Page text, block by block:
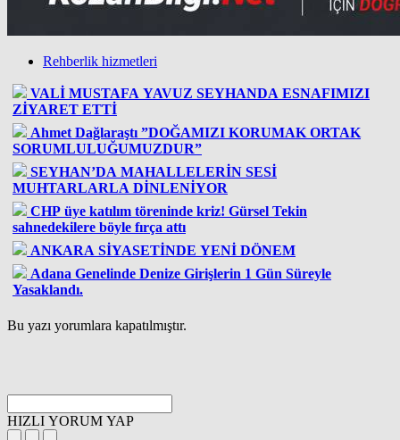
Rehberlik hizmetleri
VALİ MUSTAFA YAVUZ SEYHANDA ESNAFIMIZI
ZİYARET ETTİ
Ahmet Dağlaraştı ”DOĞAMIZI KORUMAK ORTAK
SORUMLULUĞUMUZDUR”
SEYHAN’DA MAHALLELERİN SESİ
MUHTARLARLA DİNLENİYOR
CHP üye katılım töreninde kriz! Gürsel Tekin
sahnedekilere böyle fırça attı
ANKARA SİYASETİNDE YENİ DÖNEM
Adana Genelinde Denize Girişlerin 1 Gün Süreyle
Yasaklandı.
Bu yazı yorumlara kapatılmıştır.
HIZLI YORUM YAP